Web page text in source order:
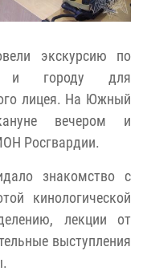
экскурсию по
и городу для
лицея. На Южный
вечером и
Росгвардии.
знакомство с
кинологической
лекции от
выступления